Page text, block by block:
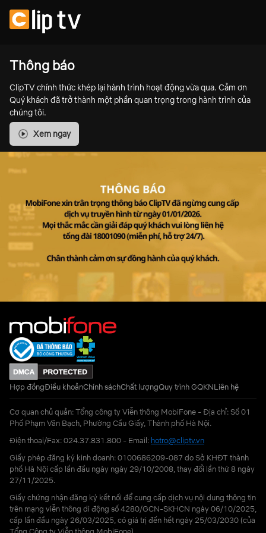
Thông báo
ClipTV chính thức khép lại hành trình hoạt động vừa qua. Cảm ơn
Quý khách đã trở thành một phần quan trọng trong hành trình của
chúng tôi.
Xem ngay
Hợp đồngĐiều khoảnChính sáchChất lượngQuy trình GQKNLiên hệ
Cơ quan chủ quản: Tổng công ty Viễn thông MobiFone - Địa chỉ: Số 01
Phố Phạm Văn Bạch, Phường Cầu Giấy, Thành phố Hà Nội.
Điện thoại/Fax: 024.37.831.800 - Email: hotro@cliptv.vn
Giấy phép đăng ký kinh doanh: 0100686209-087 do Sở KHĐT thành
phố Hà Nội cấp lần đầu ngày ngày 29/10/2008, thay đổi lần thứ 8 ngày
27/11/2025.
Giấy chứng nhận đăng ký kết nối để cung cấp dịch vụ nội dung thông tin
trên mạng viễn thông di động số 4280/GCN-SKHCN ngày 06/10/2025,
cấp lần đầu ngày 26/03/2025, có giá trị đến hết ngày 25/03/2030 (của